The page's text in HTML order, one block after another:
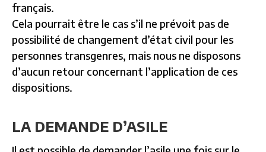
français.
Cela pourrait être le cas s’il ne prévoit pas de
possibilité de changement d’état civil pour les
personnes transgenres, mais nous ne disposons
d’aucun retour concernant l’application de ces
dispositions.
LA DEMANDE D’ASILE